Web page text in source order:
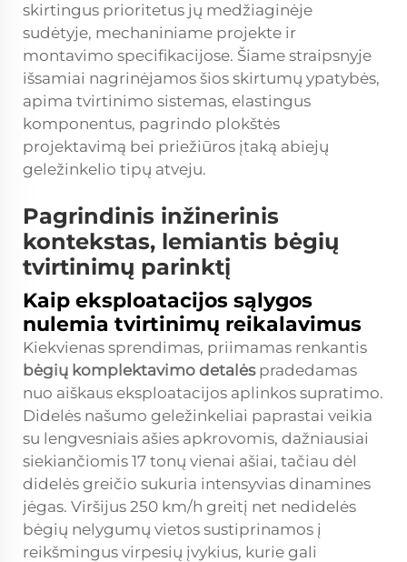
skirtingus prioritetus jų medžiaginėje
sudėtyje, mechaniniame projekte ir
montavimo specifikacijose. Šiame straipsnyje
išsamiai nagrinėjamos šios skirtumų ypatybės,
apima tvirtinimo sistemas, elastingus
komponentus, pagrindo plokštės
projektavimą bei priežiūros įtaką abiejų
geležinkelio tipų atveju.
Pagrindinis inžinerinis
kontekstas, lemiantis bėgių
tvirtinimų parinktį
Kaip eksploatacijos sąlygos
nulemia tvirtinimų reikalavimus
Kiekvienas sprendimas, priimamas renkantis
bėgių komplektavimo detalės pradedamas
nuo aiškaus eksploatacijos aplinkos supratimo.
Didelės našumo geležinkeliai paprastai veikia
su lengvesniais ašies apkrovomis, dažniausiai
siekiančiomis 17 tonų vienai ašiai, tačiau dėl
didelės greičio sukuria intensyvias dinamines
jėgas. Viršijus 250 km/h greitį net nedidelės
bėgių nelygumų vietos sustiprinamos į
reikšmingus virpesių įvykius, kurie gali